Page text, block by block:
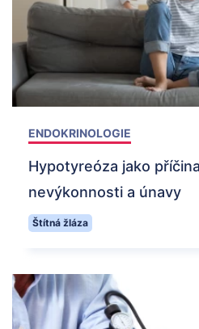
ENDOKRINOLOGIE
Hypotyreóza jako
nevýkonnosti a únavy
Štítná žláza